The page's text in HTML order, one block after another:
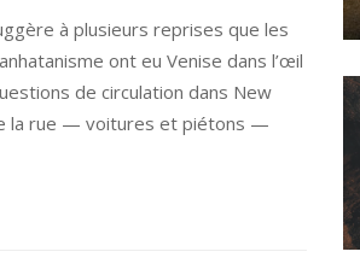
à plusieurs reprises que les
ont eu Venise dans l’œil
de circulation dans New
la rue — voitures et piétons —